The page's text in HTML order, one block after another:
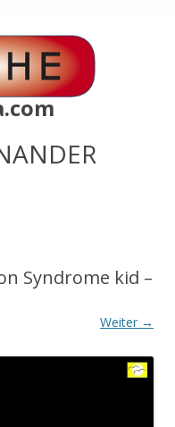
Syndrome kid –
Weiter →